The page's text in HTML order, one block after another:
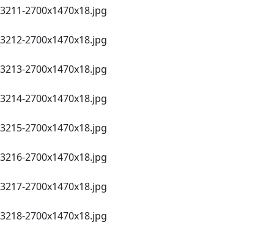
3211-2700х1470х18.jpg
3212-2700х1470х18.jpg
3213-2700х1470х18.jpg
3214-2700х1470х18.jpg
3215-2700х1470х18.jpg
3216-2700х1470х18.jpg
3217-2700х1470х18.jpg
3218-2700х1470х18.jpg